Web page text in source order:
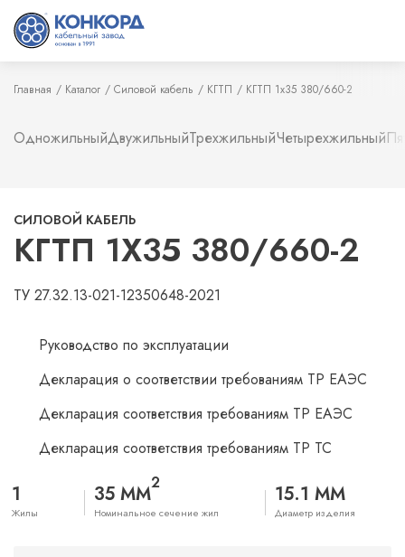
Главная Каталог Силовой кабель КГТП КГТП 1х35 380/660-2
ОдножильныйДвужильныйТрехжильныйЧетырехжильный
СИЛОВОЙ КАБЕЛЬ
КГТП 1Х35 380/660-2
ТУ 27.32.13-021-12350648-2021
Руководство по эксплуатации
Декларация о соответствии требованиям ТР ЕАЭС
Декларация соответствия требованиям ТР ЕАЭС
Декларация соответствия требованиям ТР ТС
1
Жилы
35 ММ2
Номинальное сечение жил
15.1 ММ
Диаметр изделия